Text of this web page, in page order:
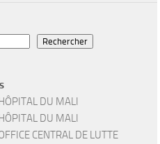
Rechercher
DU MALI
DU MALI
CENTRAL DE LUTTE